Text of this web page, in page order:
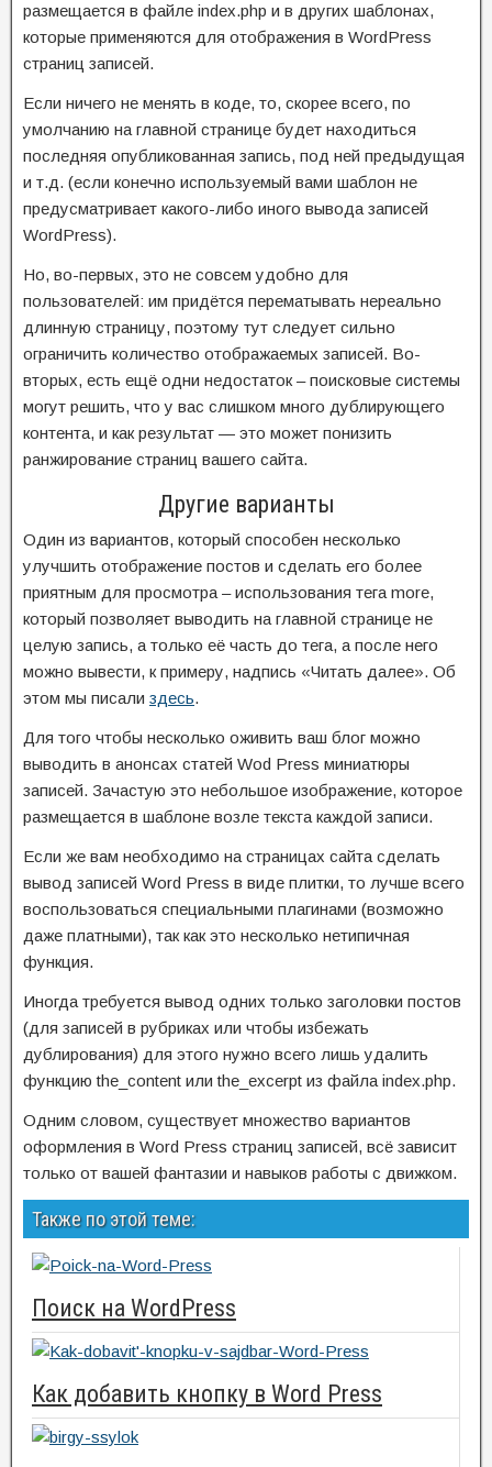
размещается в файле index.php и в других шаблонах,
которые применяются для отображения в WordPress
страниц записей.
Если ничего не менять в коде, то, скорее всего, по
умолчанию на главной странице будет находиться
последняя опубликованная запись, под ней предыдущая
и т.д. (если конечно используемый вами шаблон не
предусматривает какого-либо иного вывода записей
WordPress).
Но, во-первых, это не совсем удобно для
пользователей: им придётся перематывать нереально
длинную страницу, поэтому тут следует сильно
ограничить количество отображаемых записей. Во-
вторых, есть ещё одни недостаток – поисковые системы
могут решить, что у вас слишком много дублирующего
контента, и как результат — это может понизить
ранжирование страниц вашего сайта.
Другие варианты
Один из вариантов, который способен несколько
улучшить отображение постов и сделать его более
приятным для просмотра – использования тега more,
который позволяет выводить на главной странице не
целую запись, а только её часть до тега, а после него
можно вывести, к примеру, надпись «Читать далее». Об
этом мы писали здесь.
Для того чтобы несколько оживить ваш блог можно
выводить в анонсах статей Wod Press миниатюры
записей. Зачастую это небольшое изображение, которое
размещается в шаблоне возле текста каждой записи.
Если же вам необходимо на страницах сайта сделать
вывод записей Word Press в виде плитки, то лучше всего
воспользоваться специальными плагинами (возможно
даже платными), так как это несколько нетипичная
функция.
Иногда требуется вывод одних только заголовки постов
(для записей в рубриках или чтобы избежать
дублирования) для этого нужно всего лишь удалить
функцию the_content или the_excerpt из файла index.php.
Одним словом, существует множество вариантов
оформления в Word Press страниц записей, всё зависит
только от вашей фантазии и навыков работы с движком.
Также по этой теме:
Поиск на WordPress
Как добавить кнопку в Word Press